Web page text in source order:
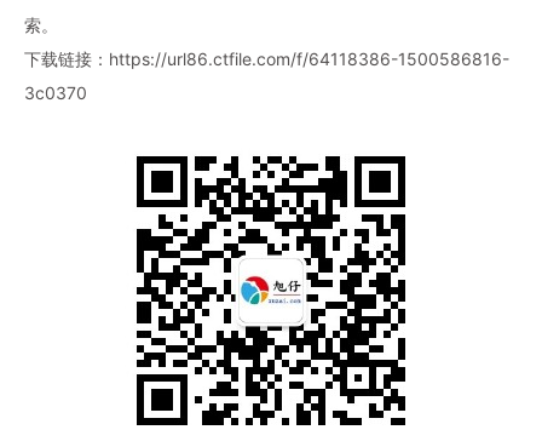
索。
下载链接： https://url86.ctfile.com/f/64118386-1500586816-
3c0370